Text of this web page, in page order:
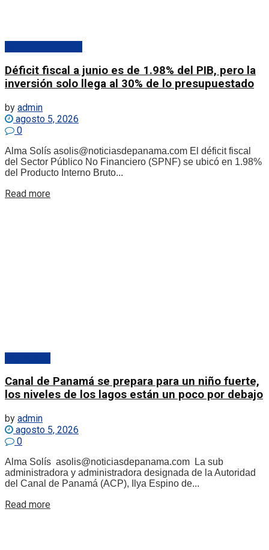
Déficit fiscal a junio es de 1.98% del PIB, pero la
inversión solo llega al 30% de lo presupuestado
by admin
agosto 5, 2026
0
Alma Solís asolis@noticiasdepanama.com El déficit fiscal
del Sector Público No Financiero (SPNF) se ubicó en 1.98%
del Producto Interno Bruto...
Read more
Canal de Panamá se prepara para un niño fuerte,
los niveles de los lagos están un poco por debajo
by admin
agosto 5, 2026
0
Alma Solís asolis@noticiasdepanama.com La sub
administradora y administradora designada de la Autoridad
del Canal de Panamá (ACP), Ilya Espino de...
Read more